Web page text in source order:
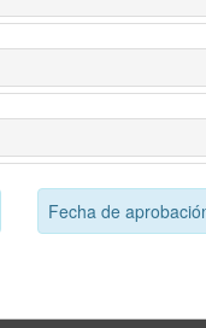
Fecha de